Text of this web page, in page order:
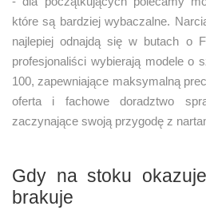
które są bardziej wybaczalne.
najlepiej odnajdą się w butach o
profesjonaliści wybierają modele o
100, zapewniające maksymalną
oferta i fachowe doradztwo
zaczynające swoją przygodę z
Gdy na stoku
brakuje